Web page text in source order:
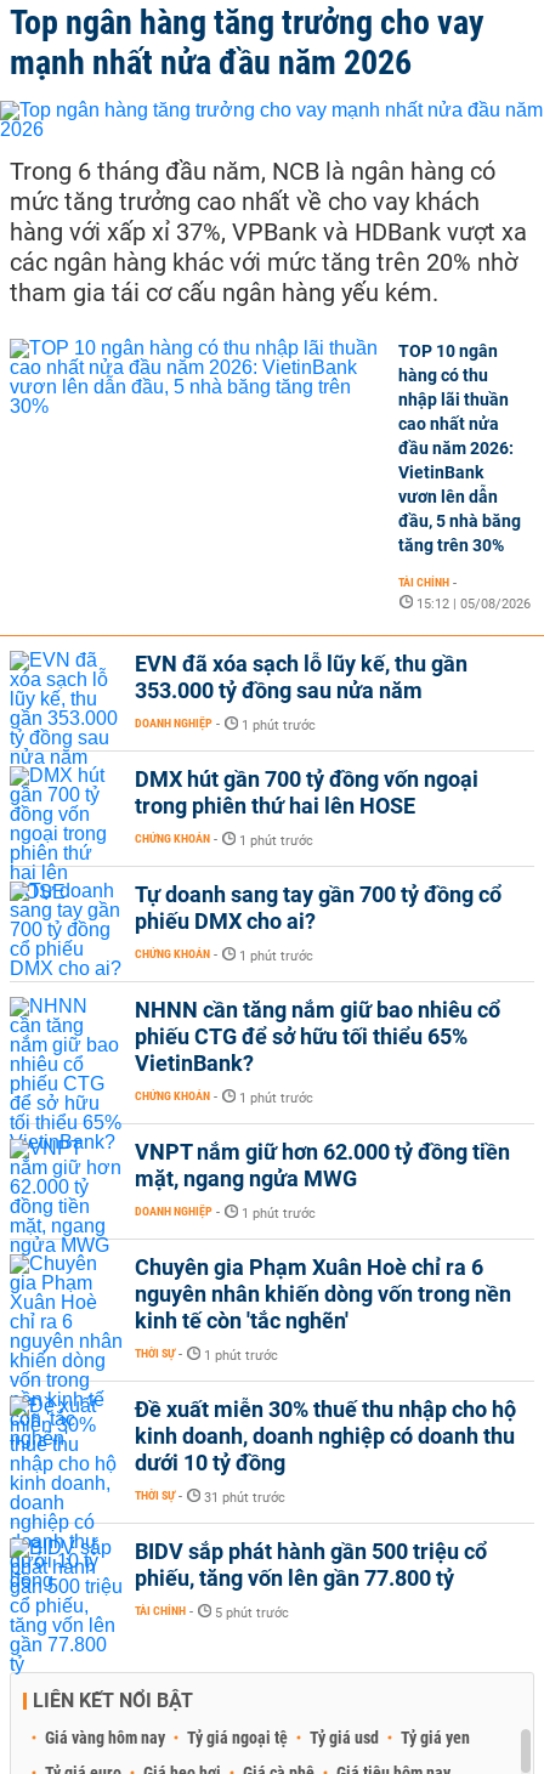
Top ngân hàng tăng trưởng cho vay
mạnh nhất nửa đầu năm 2026
Trong 6 tháng đầu năm, NCB là ngân hàng có
mức tăng trưởng cao nhất về cho vay khách
hàng với xấp xỉ 37%, VPBank và HDBank vượt xa
các ngân hàng khác với mức tăng trên 20% nhờ
tham gia tái cơ cấu ngân hàng yếu kém.
TOP 10 ngân
hàng có thu
nhập lãi thuần
cao nhất nửa
đầu năm 2026:
VietinBank
vươn lên dẫn
đầu, 5 nhà băng
tăng trên 30%
TÀI CHÍNH -
15:12 | 05/08/2026
EVN đã xóa sạch lỗ lũy kế, thu gần
353.000 tỷ đồng sau nửa năm
DOANH NGHIỆP - 1 phút trước
DMX hút gần 700 tỷ đồng vốn ngoại
trong phiên thứ hai lên HOSE
CHỨNG KHOÁN - 1 phút trước
Tự doanh sang tay gần 700 tỷ đồng cổ
phiếu DMX cho ai?
CHỨNG KHOÁN - 1 phút trước
NHNN cần tăng nắm giữ bao nhiêu cổ
phiếu CTG để sở hữu tối thiểu 65%
VietinBank?
CHỨNG KHOÁN - 1 phút trước
VNPT nắm giữ hơn 62.000 tỷ đồng tiền
mặt, ngang ngửa MWG
DOANH NGHIỆP - 1 phút trước
Chuyên gia Phạm Xuân Hoè chỉ ra 6
nguyên nhân khiến dòng vốn trong nền
kinh tế còn 'tắc nghẽn'
THỜI SỰ - 1 phút trước
Đề xuất miễn 30% thuế thu nhập cho hộ
kinh doanh, doanh nghiệp có doanh thu
dưới 10 tỷ đồng
THỜI SỰ - 31 phút trước
BIDV sắp phát hành gần 500 triệu cổ
phiếu, tăng vốn lên gần 77.800 tỷ
TÀI CHÍNH - 5 phút trước
LIÊN KẾT NỔI BẬT
Giá vàng hôm nay Tỷ giá ngoại tệ Tỷ giá usd
Tỷ giá yen